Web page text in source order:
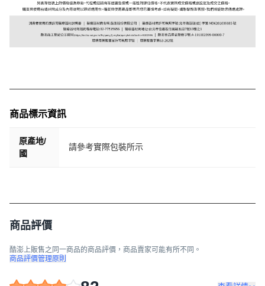
商品標示資訊
原產地/
國
請參考實際包裝所示
商品評價
酷澎上販售之同一商品的商品評價，商品賣家可能有所不同。
商品評價管理原則